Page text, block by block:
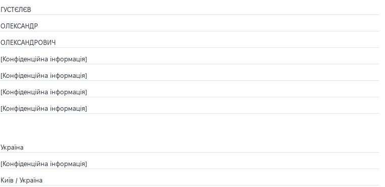
ГУСТЄЛЄВ
ОЛЕКСАНДР
ОЛЕКСАНДРОВИЧ
[Конфіденційна інформація]
[Конфіденційна інформація]
[Конфіденційна інформація]
[Конфіденційна інформація]
Україна
[Конфіденційна інформація]
Київ / Україна